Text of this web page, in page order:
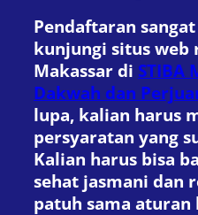
Pendaftaran
kunjungi situs web
Makassar di STIBA
Dakwah dan
lupa, kalian harus
persyaratan yang
Kalian harus bisa
sehat jasmani dan
patuh sama aturan